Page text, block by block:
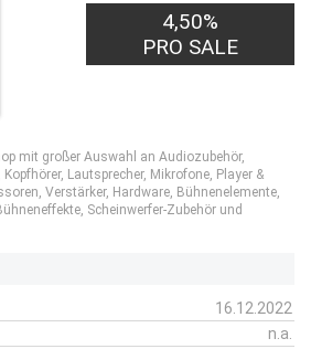
4,50%
PRO SALE
mit großer Auswahl an Audiozubehör,
Lautsprecher, Mikrofone, Player &
Verstärker, Hardware, Bühnenelemente,
Scheinwerfer-Zubehör und
16.12.2022
n.a.